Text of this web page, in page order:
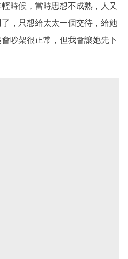
時候，當時思想不成熟，人又
，只想給太太一個交待，給她
吵架很正常，但我會讓她先下